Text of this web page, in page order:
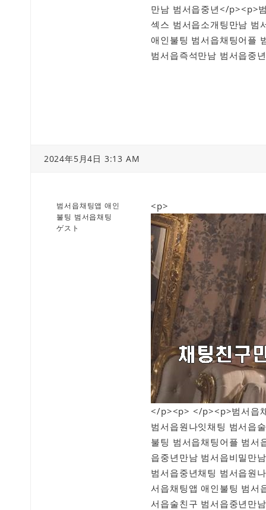
만남 범서읍중년</p><p>
섹스 범서읍소개팅만남 범
애인불팅 범서읍채팅어플
범서읍즉석만남 범서읍중
2024年5月4日 3:13 AM
범서읍채팅앱 애인
불팅 범서읍채팅
ゲスト
<p>
</p><p> </p><p>범서읍
범서읍원나잇채팅 범서읍
불팅 범서읍채팅어플 범서
읍중년만남 범서읍비밀만
범서읍중년채팅 범서읍원
서읍채팅앱 애인불팅 범서
서읍술친구 범서읍중년만